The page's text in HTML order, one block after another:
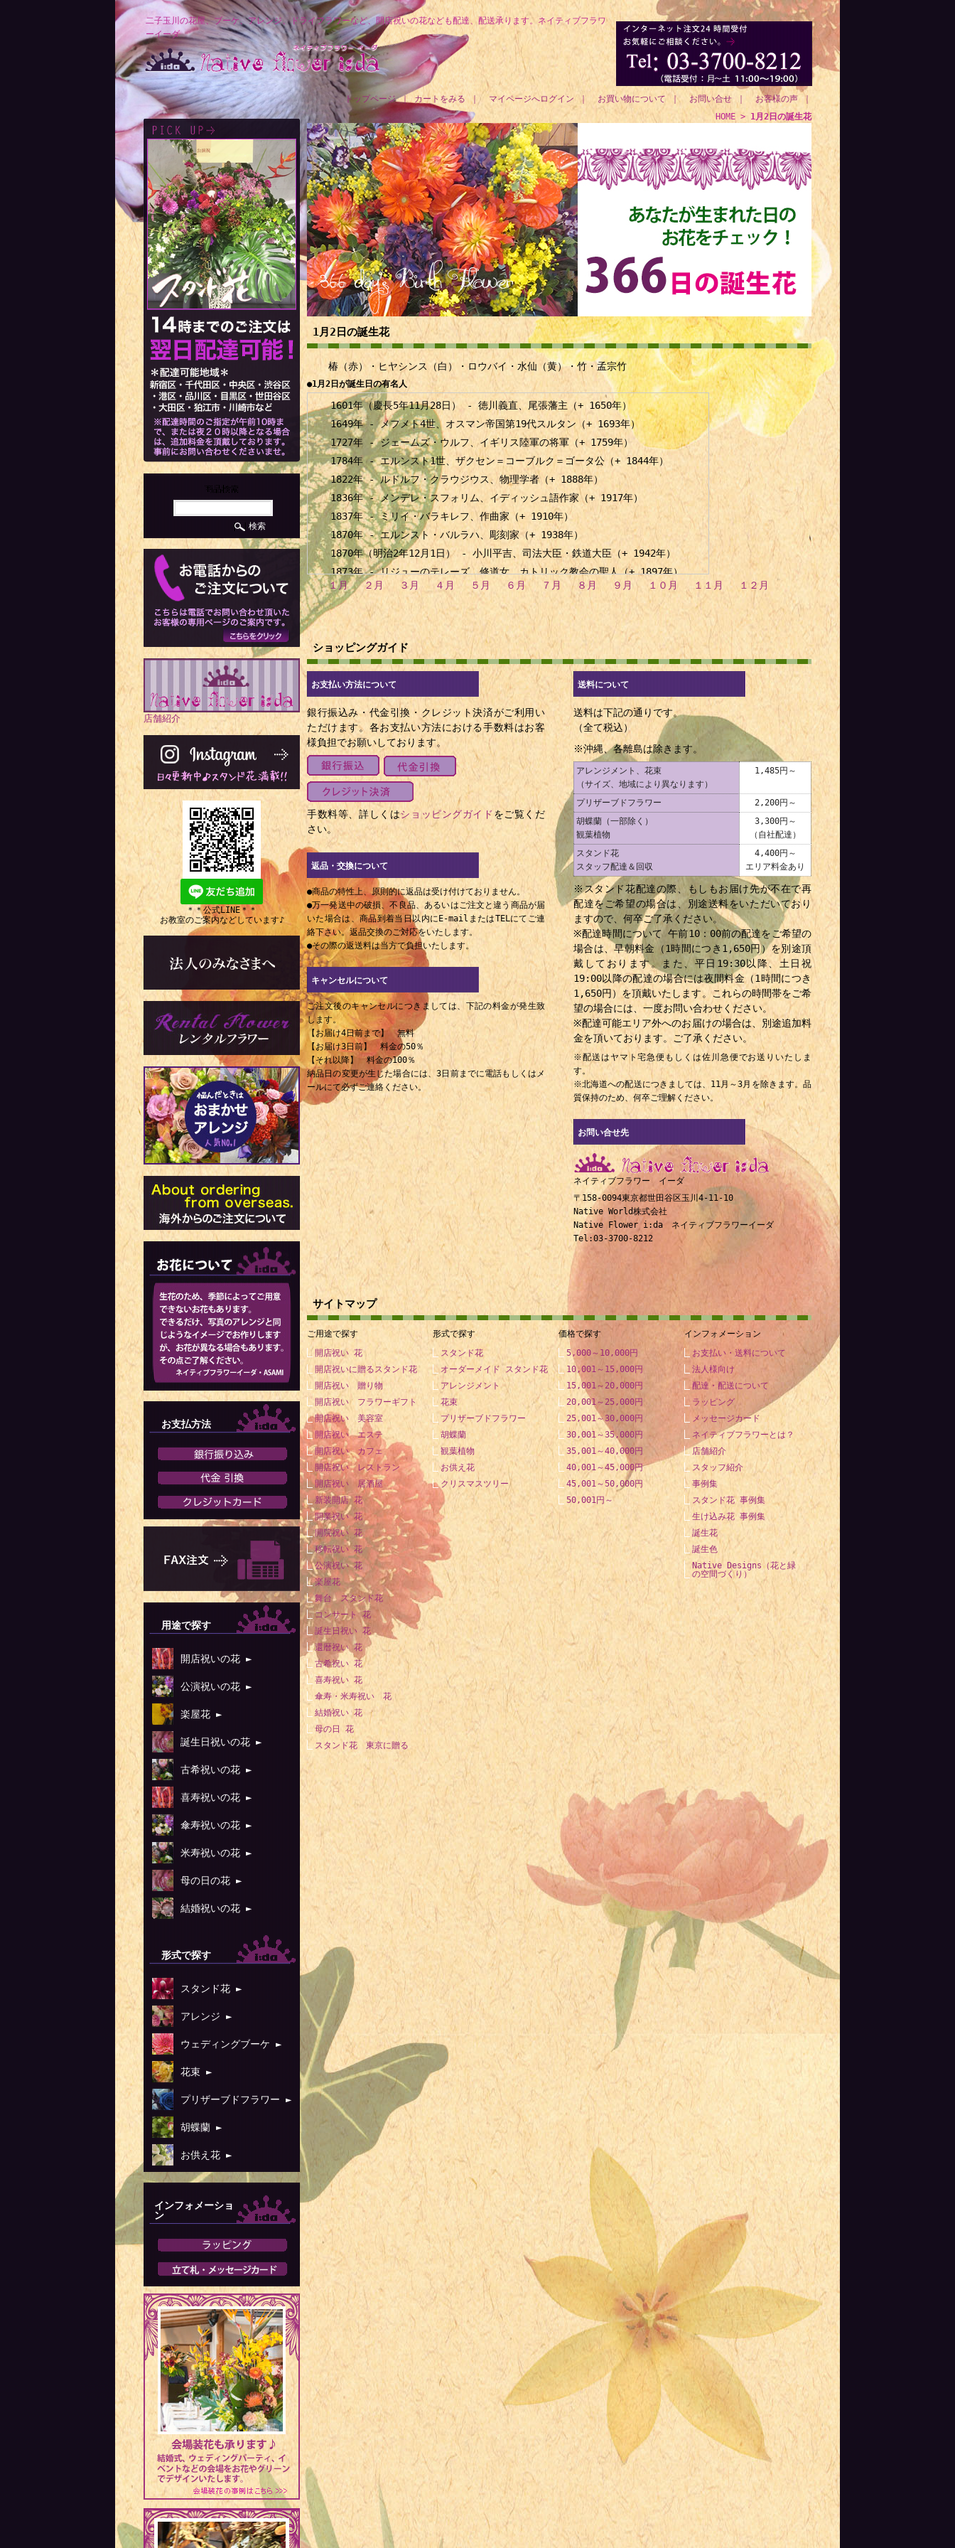
二子玉川の花屋、ブーケ、アレンジ、ドライフラワーなど、開店祝いの花なども配達、配送承ります。ネイティブフラワ
ーイーダ
トップページ｜ カートをみる｜ マイページへログイン ｜ お買い物について ｜ お問い合せ お客様の声 ｜
HOME > 1月2日の誕生花
1月2日の誕生花
椿（赤）・ヒヤシンス（白）・ロウバイ・水仙（黄）・竹・孟宗竹
●1月2日が誕生日の有名人
1601年（慶長5年11月28日） - 徳川義直、尾張藩主（+ 1650年）
1649年 - メフメト4世、オスマン帝国第19代スルタン（+ 1693年）
1727年 - ジェームズ・ウルフ、イギリス陸軍の将軍（+ 1759年）
1784年 - エルンスト1世、ザクセン＝コーブルク＝ゴータ公（+ 1844年）
1822年 - ルドルフ・クラウジウス、物理学者（+ 1888年）
1836年 - メンデレ・スフォリム、イディッシュ語作家（+ 1917年）
1837年 - ミリイ・バラキレフ、作曲家（+ 1910年）
1870年 - エルンスト・バルラハ、彫刻家（+ 1938年）
1870年（明治2年12月1日） - 小川平吉、司法大臣・鉄道大臣（+ 1942年）
1873年 - リジューのテレーズ、修道女、カトリック教会の聖人（+ 1897年）
1880年 - ルイ・ブレゲー、飛行機設計者（+ 1955年）
1885年 - アンナ・ヒュブラー、フィギュアスケート選手（+ 1976年）
1892年 - 柏尾誠一郎、テニス選手（+ 1962年）
1896年 - ジガ・ヴェルトフ、映画監督（+ 1954年）
1900年 - 伊丹万作、映画監督（+ 1946年）
1901年 - 久保栄、戯曲作家（+ 1958年）
1904年 - ヴァルター・ハイトラー、物理学者（+ 1981年）
1904年 - 稲山嘉寛、実業家・財界人（+ 1987年）
1905年 - ルイジ・ザンパ、映画監督（+ 1991年）
1905年 - マイケル・ティペット、作曲家（+ 1998年）
1906年 - 三島雅夫、俳優（+ 1973年）
1907年 - 辻嘉一、日本料理の料理人（+ 1988年）
1909年 - 吾郷清彦、歴史家（+ 2003年）
1910年 - 松谷穣、ジャズピアニスト（+ 1995年）
1911年 - 横路節雄、政治家（+ 1967年）
1912年 - 第26代木村庄之助、立行司（+ 1984年）
1912年 - 檀一雄、小説家（+ 1976年）
1913年 - 林健太郎、歴史学者・東京大学総長（+ 2004年）
1915年 - 5代目柳家小さん、落語家（+ 2002年）
1915年 - 古川正男、元プロ野球選手
1919年 - 吉原正喜、元プロ野球選手（+ 1944年）
1920年 - アイザック・アシモフ、SF作家（+ 1992年）
1920年 - 丹下キヨ子、歌手・女優（+ 1998年）
1921年 - 春風亭小柳枝 (7代目)、落語家（+ 1962年）
1923年 - 玉乃海太三郎、大相撲力士（+ 1987年）
1924年 - 河合雅雄、動物生態学者
1926年 - 天本英世、俳優（+ 2003年）
1926年 - 長江録弥、彫刻家（+ 2005年）
1927年 - 野村昭子、俳優
1928年 - 池田大作、宗教家・創価学会名誉会長
1928年 - 大木民夫、声優
1929年 - ロバート・ウォルドーフ・ラブレス、ナイフ職人（+ 2010年）
1930年 - 梶山季之、小説家（+ 1975年）
1930年 - 徳岡孝夫、ジャーナリスト
1930年 - 皆川博子、小説家
1931年 - 海部俊樹、第77、78代内閣総理大臣
1932年 - 野末陳平、作家・参議院議員
1932年 - 二上達也、元将棋棋士、第12代日本将棋連盟会長
1932年 - 大津淳、元プロ野球選手
1932年 - 神津善行、作曲家
1933年 - 森村誠一、作家
1933年 - 河原温、美術家
1934年 - 山口定、政治学者
1935年 - 伊藤強、音楽評論家
1936年 - 7代目立川談志、落語家
1936年 - はせさん治、俳優・声優 （+ 2002年）
1936年 - 式守伊之助、立行司
1937年 - 沢たまき、参議院議員（+ 2003年）
1937年 - 花紀京、コメディアン
1938年 - 野田知佑、カヌーイスト・作家
1938年 - ロバート・スミッソン、現代美術家（+ 1973年）
1939年 - 櫻井一孝、映画監督
1940年 - 津川雅彦、俳優
1940年 - S. R. シュリニヴァーサ・ヴァラダン、数学者
1942年 - デニス・ハスタート、アメリカ合衆国下院議長
1943年 - 古谷一行、俳優
1944年 - ノロドム・ラナリット、カンボジアの王族
1944年 - 宮崎総子、フリーアナウンサー（元フジテレビ）
1946年 - 伊吹吾郎、俳優
1948年 - 岡本信人、俳優
1948年 - 鏡明、SF作家
1948年 - 竜崎孝路、作曲家
1948年 - 川崎徹、CMディレクター
1949年 - 高野悦子、大学生、『二十歳の原点』著者（+ 1969年）
1949年 - 奥田敏輝、元プロ野球選手（+ 2006年）
1951年 - ビル・マドロック、元プロ野球選手
1952年 - 井原慎一郎、元プロ野球選手
1953年 - 二間瀬敏史、宇宙物理学者
1954年 - アントン・ラマザレス、画家
1956年 - 睦月影郎、小説家
1956年 - 蔵前仁一、旅行作家
1957年 - 小坂明子、シンガーソングライター
1957年 - ジョアンナ・パクラ、俳優
1960年 - 浦沢直樹、漫画家
1961年 - 斉藤仁、柔道家・ソウルオリンピック金メダリスト
1961年 - トッド・ヘインズ、映画監督
1962年 - 正田耕三、元プロ野球選手、コーチ
1962年 - 速水けんたろう、歌手（8代目うたのおにいさん）
1962年 - ダーク・ビッケンバーグ、ファッションデザイナー
1963年 - デービッド・コーン、元メジャーリーガー
1963年 - エドガー・マルティネス、元メジャーリーガー
1964年 - パーネル・ウィテカー、プロボクサー
1967年 - 黒岩唯一、DJ
1967年 - ティア・カレル、女優
1967年 - 桜井美春、タレント
1967年 - ロバート・ウィッシュネフスキー、元プロ野球選手
1968年 - キューバ・グッディングJr.、俳優
1968年 - オレグ・デリパスカ、ルサール社長、大富豪
1969年 - トミー・モリソン、プロボクサー
1969年 - クリスティー・ターリントン、ファッションモデル
1969年 - 上口龍生、マジシャン
1971年 - 竹野内豊、俳優
1971年 - ジェイムス・ヘイブンス、DJ、シンガーソングライター
1973年 - 高橋真紀子、テレビ朝日アナウンサー
1973年 - 中嶋ミチヨ、タレント
1974年 - さとう珠緒、タレント
1975年 - 孫敏漢、野球選手
1978年 - 豊口めぐみ、声優
1979年 - 清水あき、ファッションモデル
1980年 - 村上知子、お笑いタレント（森三中）
1980年 - アニー・ベルマール、フィギュアスケート選手
1981年 - 青井実、NHKアナウンサー
1981年 - マキシ・ロドリゲス、プロサッカー選手、アルゼンチン
1982年 - 妹岳なつめ、AV女優
1983年 - 松林悟、漫画家
1983年 - 詹智堯、野球選手
１月 ２月 ３月 ４月 ５月 ６月 ７月 ８月 ９月 １０月 １１月 １２月
ショッピングガイド
お支払い方法について
銀行振込み・代金引換・クレジット決済がご利用い
ただけます。各お支払い方法における手数料はお客
様負担でお願いしております。
手数料等、詳しくはショッピングガイド をご覧くだ
さい。
返品・交換について
●商品の特性上、原則的に返品は受け付けておりません。
●万一発送中の破損、不良品、あるいはご注文と違う商品が届
いた場合は、商品到着当日以内にE-mailまたはTELにてご連
絡下さい。返品交換のご対応をいたします。
●その際の返送料は当方で負担いたします。
キャンセルについて
ご注文後のキャンセルにつきましては、下記の料金が発生致
します。
【お届け4日前まで】 無料
【お届け3日前】 料金の50％
【それ以降】 料金の100％
納品日の変更が生じた場合には、3日前までに電話もしくはメ
ールにて必ずご連絡ください。
送料について
送料は下記の通りです。
（全て税込）
※沖縄、各離島は除きます。
アレンジメント、花束
（サイズ、地域により異なります）
1,485円～
プリザーブドフラワー
2,200円～
胡蝶蘭（一部除く）
観葉植物
3,300円～
（自社配達）
スタンド花
スタッフ配達＆回収
4,400円～
エリア料金あり
※スタンド花配達の際、もしもお届け先が不在で再
配達をご希望の場合は、別途送料をいただいており
ますので、何卒ご了承ください。
※配達時間について 午前10：00前の配達をご希望の
場合は、早朝料金（1時間につき1,650円）を別途頂
戴しております。また、平日19:30以降、土日祝
19:00以降の配達の場合には夜間料金（1時間につき
1,650円）を頂戴いたします。これらの時間帯をご希
望の場合には、一度お問い合わせください。
※配達可能エリア外へのお届けの場合は、別途追加料
金を頂いております。ご了承ください。
※配送はヤマト宅急便もしくは佐川急便でお送りいたしま
す。
※北海道への配送につきましては、11月～3月を除きます。品
質保持のため、何卒ご理解ください。
お問い合せ先
ネイティブフラワー イーダ
〒158-0094東京都世田谷区玉川4-11-10
Native World株式会社
Native Flower i:da ネイティブフラワーイーダ
Tel:03-3700-8212
サイトマップ
ご用途で探す
開店祝い 花
開店祝いに贈るスタンド花
開店祝い 贈り物
開店祝い フラワーギフト
開店祝い 美容室
開店祝い エステ
開店祝い カフェ
開店祝い レストラン
開店祝い 居酒屋
新装開店 花
開業祝い 花
開院祝い 花
移転祝い 花
公演祝い 花
楽屋花
舞台 スタンド花
コンサート 花
誕生日祝い 花
還暦祝い 花
古希祝い 花
喜寿祝い 花
傘寿・米寿祝い 花
結婚祝い 花
母の日 花
スタンド花 東京に贈る
形式で探す
スタンド花
オーダーメイド スタンド花
アレンジメント
花束
プリザーブドフラワー
胡蝶蘭
観葉植物
お供え花
クリスマスツリー
価格で探す
5,000～10,000円
10,001～15,000円
15,001～20,000円
20,001～25,000円
25,001～30,000円
30,001～35,000円
35,001～40,000円
40,001～45,000円
45,001～50,000円
50,001円～
インフォメーション
お支払い・送料について
法人様向け
配達・配送について
ラッピング
メッセージカード
ネイティブフラワーとは？
店舗紹介
スタッフ紹介
事例集
スタンド花 事例集
生け込み花 事例集
誕生花
誕生色
Native Designs（花と緑
の空間づくり）
商品検索
店舗紹介
＊＊公式LINE＊＊
お教室のご案内などしています♪
お支払方法
用途で探す
開店祝いの花 ►
公演祝いの花 ►
楽屋花 ►
誕生日祝いの花 ►
古希祝いの花 ►
喜寿祝いの花 ►
傘寿祝いの花 ►
米寿祝いの花 ►
母の日の花 ►
結婚祝いの花 ►
形式で探す
スタンド花 ►
アレンジ ►
ウェディングブーケ ►
花束 ►
プリザーブドフラワー ►
胡蝶蘭 ►
お供え花 ►
インフォメーショ
ン